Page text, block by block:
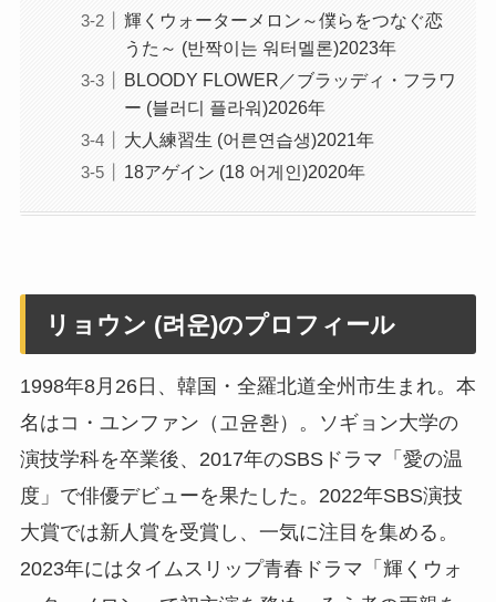
輝くウォーターメロン～僕らをつなぐ恋
うた～ (반짝이는 워터멜론)2023年
BLOODY FLOWER／ブラッディ・フラワ
ー (블러디 플라워)2026年
大人練習生 (어른연습생)2021年
18アゲイン (18 어게인)2020年
リョウン (려운)のプロフィール
1998年8月26日、韓国・全羅北道全州市生まれ。本
名はコ・ユンファン（고윤환）。ソギョン大学の
演技学科を卒業後、2017年のSBSドラマ「愛の温
度」で俳優デビューを果たした。2022年SBS演技
大賞では新人賞を受賞し、一気に注目を集める。
2023年にはタイムスリップ青春ドラマ「輝くウォ